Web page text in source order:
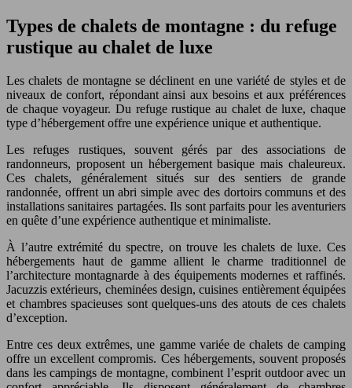
Types de chalets de montagne : du refuge
rustique au chalet de luxe
Les chalets de montagne se déclinent en une variété de styles et de
niveaux de confort, répondant ainsi aux besoins et aux préférences
de chaque voyageur. Du refuge rustique au chalet de luxe, chaque
type d’hébergement offre une expérience unique et authentique.
Les refuges rustiques, souvent gérés par des associations de
randonneurs, proposent un hébergement basique mais chaleureux.
Ces chalets, généralement situés sur des sentiers de grande
randonnée, offrent un abri simple avec des dortoirs communs et des
installations sanitaires partagées. Ils sont parfaits pour les aventuriers
en quête d’une expérience authentique et minimaliste.
À l’autre extrémité du spectre, on trouve les chalets de luxe. Ces
hébergements haut de gamme allient le charme traditionnel de
l’architecture montagnarde à des équipements modernes et raffinés.
Jacuzzis extérieurs, cheminées design, cuisines entièrement équipées
et chambres spacieuses sont quelques-uns des atouts de ces chalets
d’exception.
Entre ces deux extrêmes, une gamme variée de chalets de camping
offre un excellent compromis. Ces hébergements, souvent proposés
dans les campings de montagne, combinent l’esprit outdoor avec un